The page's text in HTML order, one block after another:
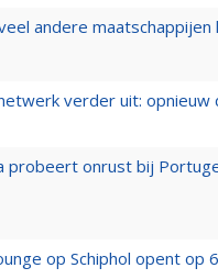
andere
verder uit:
probeert onrust bij
op Schiphol opent op